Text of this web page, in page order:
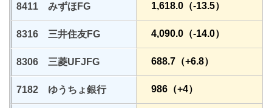
8411 みずほFG 1,618.0（-13.5）
8316 三井住友FG 4,090.0（-14.0）
8306 三菱UFJFG 688.7（+6.8）
7182 ゆうちょ銀行 986（+4）